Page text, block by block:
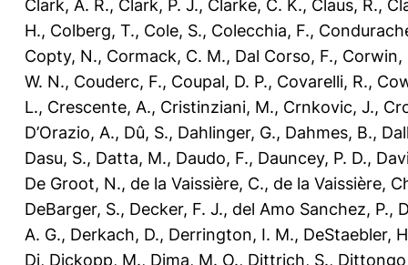
Clark, A. R., Clark, P. J., Clarke, C. K., Claus, R.,
H., Colberg, T., Cole, S., Colecchia, F.,
Copty, N., Cormack, C. M., Dal Corso, F., Corwin,
W. N., Couderc, F., Coupal, D. P., Covarelli, R.,
L., Crescente, A., Cristinziani, M., Crnkovic, J.,
D’Orazio, A., Dû, S., Dahlinger, G., Dahmes, B.,
Dasu, S., Datta, M., Daudo, F., Dauncey, P. D.,
De Groot, N., de la Vaissière, C., de la Vaissière,
DeBarger, S., Decker, F. J., del Amo Sanchez, P.,
A. G., Derkach, D., Derrington, I. M., DeStaebler,
Di, Dickopp, M., Dima, M. O., Dittrich, S.,